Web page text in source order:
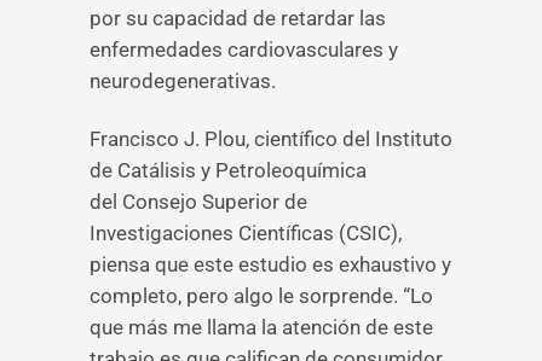
por su capacidad de retardar las
enfermedades cardiovasculares y
neurodegenerativas.
Francisco J. Plou, científico del Instituto
de Catálisis y Petroleoquímica
del Consejo Superior de
Investigaciones Científicas (CSIC),
piensa que este estudio es exhaustivo y
completo, pero algo le sorprende. “Lo
que más me llama la atención de este